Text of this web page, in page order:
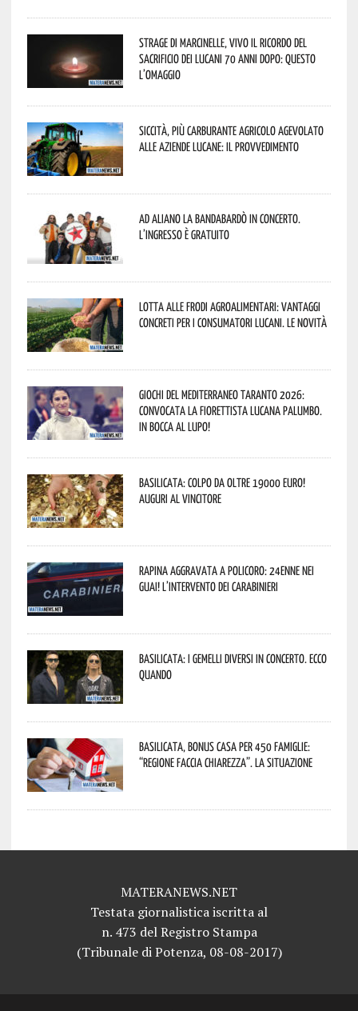
Strage di Marcinelle, vivo il ricordo del
sacrificio dei lucani 70 anni dopo: questo
l’omaggio
Siccità, più carburante agricolo agevolato
alle aziende lucane: il provvedimento
Ad Aliano la Bandabardò in concerto.
L’ingresso è gratuito
Lotta alle frodi agroalimentari: vantaggi
concreti per i consumatori lucani. Le novità
Giochi del Mediterraneo Taranto 2026:
convocata la fiorettista lucana Palumbo.
In bocca al lupo!
Basilicata: colpo da oltre 19000 Euro!
Auguri al vincitore
Rapina aggravata a Policoro: 24enne nei
guai! L’intervento dei Carabinieri
Basilicata: i Gemelli DiVersi in concerto. Ecco
quando
Basilicata, Bonus casa per 450 famiglie:
“Regione faccia chiarezza”. La situazione
MATERANEWS.NET
Testata giornalistica iscritta al
n. 473 del Registro Stampa
(Tribunale di Potenza, 08-08-2017)